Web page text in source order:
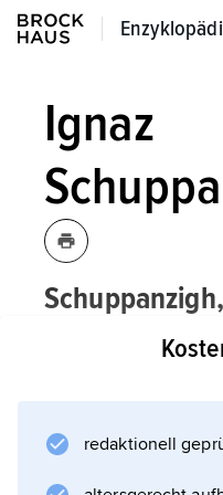
Ignaz
Schuppanzigh,
österreichischer
1776, † ebenda
und 1828
redaktionell